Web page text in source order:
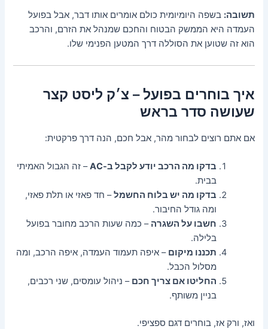
תשובה: בשפה היומיומית כולם אומרים אותו דבר, אבל בפועל
העמדה היא הממשק הבטוח והחכם שמנהל את הזרם, והרכב
הוא זה שטוען את הסוללה דרך המטען הפנימי שלו.
איך בוחרים בפועל – צ׳ק ליסט קצר
שעושה סדר בראש
אם אתם רוצים לבחור מהר, אבל חכם, הנה דרך פרקטית:
בדקו מה הרכב יודע לקבל ב-AC
– זה הגבול האמיתי
בבית.
בדקו מה יש בלוח החשמל– חד פאזי או תלת פאזי,
ומה גודל החיבור.
חשבו על השגרה – כמה שעות הרכב מחובר בפועל
בלילה.
תכננו מיקום – איפה תעמוד העמדה, איפה הרכב, ומה
מסלול הכבל.
החליטו אם צריך חכם – ניהול עומסים, שני רכבים,
בניין משותף.
ואז, ורק אז, בוחרים דגם ספציפי.